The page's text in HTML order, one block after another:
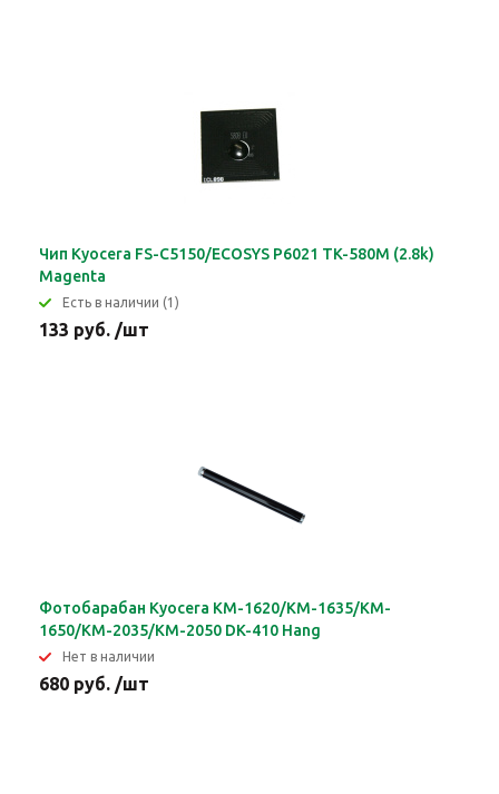
Чип Kyocera FS-C5150/ECOSYS P6021 TK-580M (2.8k)
Magenta
Eсть в наличии (1)
133 руб. /шт
Фотобарабан Kyocera KM-1620/KM-1635/KM-
1650/KM-2035/KM-2050 DK-410 Hang
Нет в наличии
680 руб. /шт